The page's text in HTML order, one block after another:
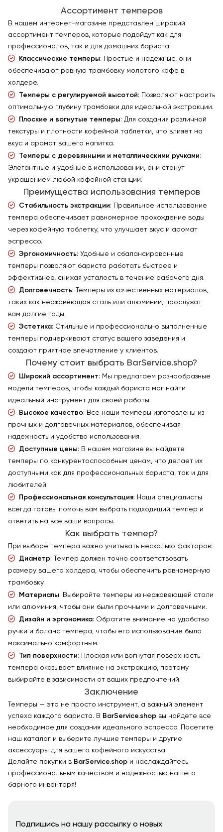
Ассортимент темперов
В нашем интернет-магазине представлен широкий
ассортимент темперов, которые подойдут как для
профессионалов, так и для домашних бариста:
Классические темперы: Простые и надежные, они
обеспечивают ровную трамбовку молотого кофе в
холдере.
Темперы с регулируемой высотой: Позволяют настроить
оптимальную глубину трамбовки для идеальной экстракции.
Плоские и вогнутые темперы: Для создания различной
текстуры и плотности кофейной таблетки, что влияет на
вкус и аромат вашего напитка.
Темперы с деревянными и металлическими ручками:
Элегантные и удобные в использовании, они станут
украшением любой кофейной станции.
Преимущества использования темперов
Стабильность экстракции: Правильное использование
темпера обеспечивает равномерное прохождение воды
через кофейную таблетку, что улучшает вкус и аромат
эспрессо.
Эргономичность: Удобные и сбалансированные
темперы позволяют бариста работать быстрее и
эффективнее, снижая усталость в течение рабочего дня.
Долговечность: Темперы из качественных материалов,
таких как нержавеющая сталь или алюминий, прослужат
вам долгие годы.
Эстетика: Стильные и профессионально выполненные
темперы подчеркивают статус вашего заведения и
создают приятное впечатление у клиентов.
Почему стоит выбрать BarService.shop?
Широкий ассортимент: Мы предлагаем разнообразные
модели темперов, чтобы каждый бариста мог найти
идеальный инструмент для своей работы.
Высокое качество: Все наши темперы изготовлены из
прочных и долговечных материалов, обеспечивая
надежность и удобство использования.
Доступные цены: В нашем магазине вы найдете
темперы по конкурентоспособным ценам, что делает их
доступными как для профессиональных бариста, так и для
любителей.
Профессиональная консультация: Наши специалисты
всегда готовы помочь вам выбрать подходящий темпер и
ответить на все ваши вопросы.
Как выбрать темпер?
При выборе темпера важно учитывать несколько факторов:
Диаметр: Темпер должен точно соответствовать
размеру вашего холдера, чтобы обеспечить равномерную
трамбовку.
Материалы: Выбирайте темперы из нержавеющей стали
или алюминия, чтобы они были прочными и долговечными.
Дизайн и эргономика: Обратите внимание на удобство
ручки и баланс темпера, чтобы его использование было
максимально комфортным.
Тип поверхности: Плоская или вогнутая поверхность
темпера оказывает влияние на экстракцию, поэтому
выбирайте в зависимости от ваших предпочтений.
Заключение
Темперы — это не просто инструмент, а важный элемент
успеха каждого бариста. В BarService.shop вы найдете все
необходимое для создания идеального эспрессо. Посетите
наш каталог и выберите лучшие темперы и другие
аксессуары для вашего кофейного искусства.
Делайте покупки в BarService.shop и наслаждайтесь
профессиональным качеством и надежностью нашего
барного инвентаря!
Подпишись на нашу рассылку о новых